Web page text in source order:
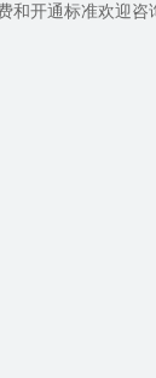
开通标准欢迎咨